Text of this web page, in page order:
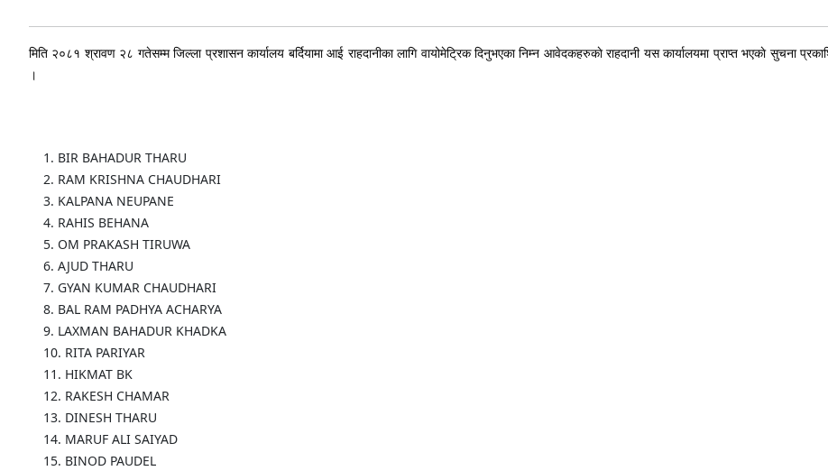
मिति २०८१ श्रावण २८ गतेसम्म जिल्ला प्रशासन कार्यालय बर्दियामा आई राहदानीका लागि वायोमेट्रिक दिनुभएका निम्न आवेदकहरुकाे राहदानी यस कार्यालयमा प्राप्त भएकाे सुचना
।
1. BIR BAHADUR THARU
2. RAM KRISHNA CHAUDHARI
3. KALPANA NEUPANE
4. RAHIS BEHANA
5. OM PRAKASH TIRUWA
6. AJUD THARU
7. GYAN KUMAR CHAUDHARI
8. BAL RAM PADHYA ACHARYA
9. LAXMAN BAHADUR KHADKA
10. RITA PARIYAR
11. HIKMAT BK
12. RAKESH CHAMAR
13. DINESH THARU
14. MARUF ALI SAIYAD
15. BINOD PAUDEL